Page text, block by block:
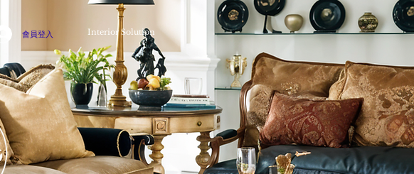
Interior Solution
會員登入